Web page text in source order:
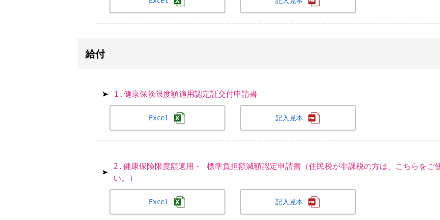
給付
1.健康保険限度額適用認定証交付申請書
Excel 記入見本
2.健康保険限度額適用・ 標準負担額減額認定申請書（住民税が非課税の方は、こちらをご
い。）
Excel 記入見本